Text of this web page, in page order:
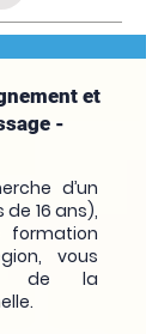
et
-
d’un
16 ans),
formation
gion, vous
de la